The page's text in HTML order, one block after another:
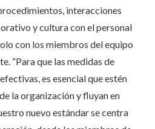
interacciones
y cultura con el personal
con los miembros del equipo
“Para que las medidas de
es esencial que estén
la organización y fluyan en
nuevo estándar se centra